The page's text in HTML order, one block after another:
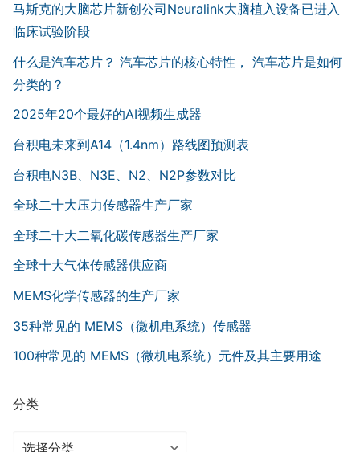
马斯克的大脑芯片新创公司Neuralink大脑植入设备已进入
临床试验阶段
什么是汽车芯片？ 汽车芯片的核心特性， 汽车芯片是如何
分类的？
2025年20个最好的AI视频生成器
台积电未来到A14（1.4nm）路线图预测表
台积电N3B、N3E、N2、N2P参数对比
全球二十大压力传感器生产厂家
全球二十大二氧化碳传感器生产厂家
全球十大气体传感器供应商
MEMS化学传感器的生产厂家
35种常见的 MEMS（微机电系统）传感器
100种常见的 MEMS（微机电系统）元件及其主要用途
分类
分